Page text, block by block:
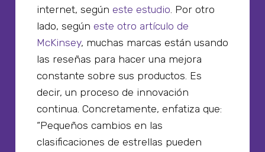
internet, según este estudio. Por otro
lado, según este otro artículo de
McKinsey, muchas marcas están usando
las reseñas para hacer una mejora
constante sobre sus productos. Es
decir, un proceso de innovación
continua. Concretamente, enfatiza que:
“Pequeños cambios en las
clasificaciones de estrellas pueden